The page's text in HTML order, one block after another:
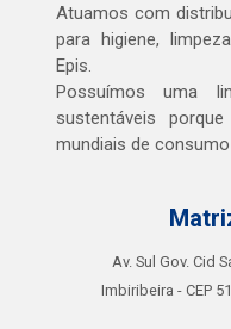
Atuamos com
para higiene,
Epis.
Possuímos uma
sustentáveis
mundiais de
Av. Sul Gov. Cid
Imbiribeira - CEP